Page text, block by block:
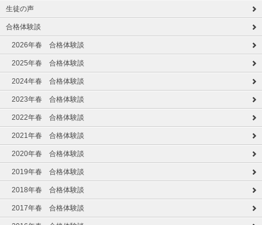
生徒の声
合格体験談
2026年春 合格体験談
2025年春 合格体験談
2024年春 合格体験談
2023年春 合格体験談
2022年春 合格体験談
2021年春 合格体験談
2020年春 合格体験談
2019年春 合格体験談
2018年春 合格体験談
2017年春 合格体験談